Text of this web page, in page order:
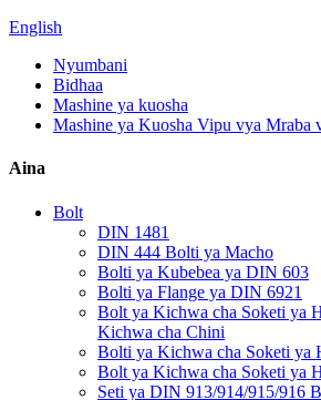
English
Nyumbani
Bidhaa
Mashine ya kuosha
Mashine ya Kuosha Vipu vya Mraba
Aina
Bolt
DIN 1481
DIN 444 Bolti ya Macho
Bolti ya Kubebea ya DIN 603
Bolti ya Flange ya DIN 6921
Bolt ya Kichwa cha Soketi ya
Kichwa cha Chini
Bolti ya Kichwa cha Soketi ya
Bolt ya Kichwa cha Soketi ya
Seti ya DIN 913/914/915/916